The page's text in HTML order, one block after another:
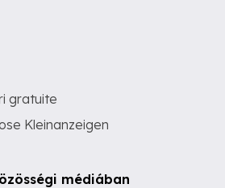
gratuite
Kleinanzeigen
médiában